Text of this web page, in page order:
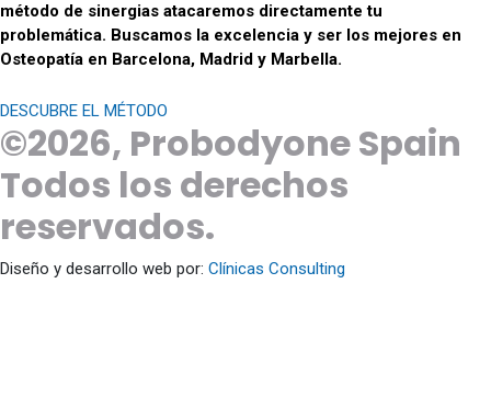
método de sinergias atacaremos directamente tu
problemática. Buscamos la excelencia y ser los mejores en
Osteopatía en Barcelona, Madrid y Marbella.
DESCUBRE EL MÉTODO
©2026, Probodyone Spain
Todos los derechos
reservados.
Diseño y desarrollo web por: Clínicas Consulting